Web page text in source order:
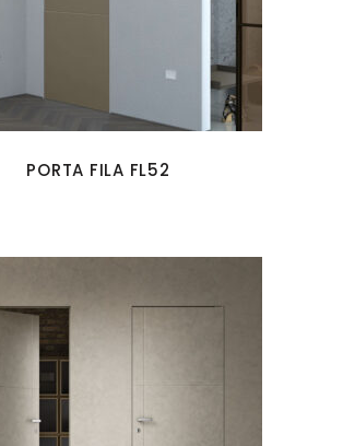
PORTA FILA FL52